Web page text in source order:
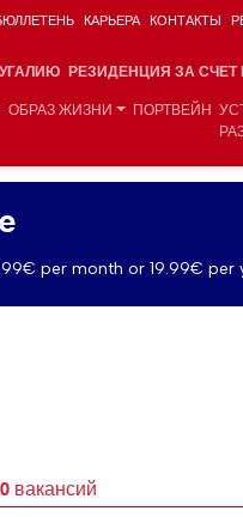
КАРЬЕРА КОНТАКТЫ
РЕЗИДЕНЦИЯ ЗА
ОБРАЗ ЖИЗНИ ПОРТВЕЙН
per month or 19.99€ per
вакансий